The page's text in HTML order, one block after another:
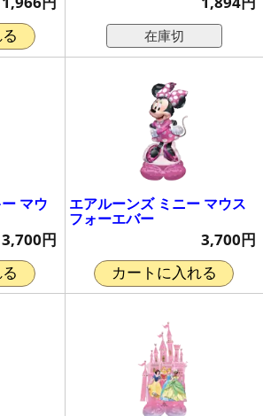
在庫切
マウ
3,700円
エアルーンズ ミニー マウス
フォーエバー
3,700円
カートに入れる